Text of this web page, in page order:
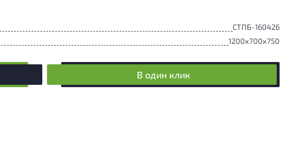
СТПБ-160426
1200x700x750
В один клик